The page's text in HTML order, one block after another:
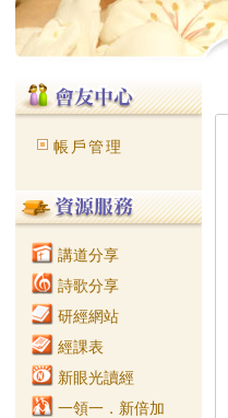
帳戶管理
講道分享
詩歌分享
研經網站
經課表
新眼光讀經
一領一．新倍加